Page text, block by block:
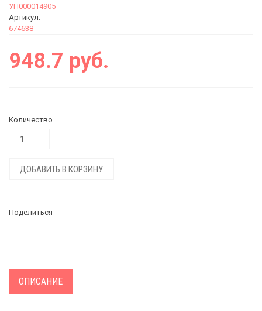
УП000014905
Артикул:
674638
948.7 руб.
Количество
ДОБАВИТЬ В КОРЗИНУ
Поделиться
ОПИСАНИЕ